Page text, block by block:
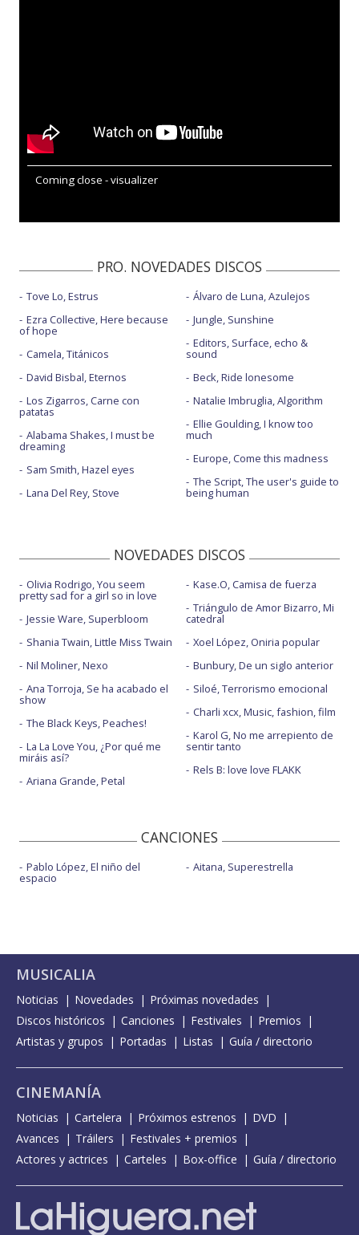
Coming close - visualizer
PRO. NOVEDADES DISCOS
Tove Lo, Estrus
Ezra Collective, Here because
of hope
Camela, Titánicos
David Bisbal, Eternos
Los Zigarros, Carne con
patatas
Alabama Shakes, I must be
dreaming
Sam Smith, Hazel eyes
Lana Del Rey, Stove
Álvaro de Luna, Azulejos
Jungle, Sunshine
Editors, Surface, echo &
sound
Beck, Ride lonesome
Natalie Imbruglia, Algorithm
Ellie Goulding, I know too
much
Europe, Come this madness
The Script, The user's guide to
being human
NOVEDADES DISCOS
Olivia Rodrigo, You seem
pretty sad for a girl so in love
Jessie Ware, Superbloom
Shania Twain, Little Miss Twain
Nil Moliner, Nexo
Ana Torroja, Se ha acabado el
show
The Black Keys, Peaches!
La La Love You, ¿Por qué me
miráis así?
Ariana Grande, Petal
Kase.O, Camisa de fuerza
Triángulo de Amor Bizarro, Mi
catedral
Xoel López, Oniria popular
Bunbury, De un siglo anterior
Siloé, Terrorismo emocional
Charli xcx, Music, fashion, film
Karol G, No me arrepiento de
sentir tanto
Rels B: love love FLAKK
CANCIONES
Pablo López, El niño del
espacio
Aitana, Superestrella
MUSICALIA
Noticias Novedades
Próximas novedades
Discos históricos
Canciones Festivales
Premios
Artistas y grupos
Portadas Listas Guía / directorio
CINEMANÍA
Noticias Cartelera Próximos estrenos
DVD
Avances
Tráilers
Festivales + premios
Actores y actrices
Carteles Box-office Guía / directorio